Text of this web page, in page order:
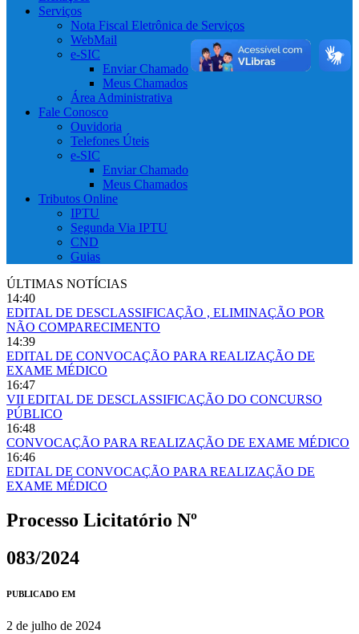
Serviços
Nota Fiscal Eletrônica de Serviços
WebMail
e-SIC
Enviar Chamado
Meus Chamados
Área Administrativa
Fale Conosco
Ouvidoria
Telefones Úteis
e-SIC
Enviar Chamado
Meus Chamados
Tributos Online
IPTU
Segunda Via IPTU
CND
Guias
ÚLTIMAS NOTÍCIAS
14:40
EDITAL DE DESCLASSIFICAÇÃO , ELIMINAÇÃO POR
NÃO COMPARECIMENTO
14:39
EDITAL DE CONVOCAÇÃO PARA REALIZAÇÃO DE
EXAME MÉDICO
16:47
VII EDITAL DE DESCLASSIFICAÇÃO DO CONCURSO
PÚBLICO
16:48
CONVOCAÇÃO PARA REALIZAÇÃO DE EXAME MÉDICO
16:46
EDITAL DE CONVOCAÇÃO PARA REALIZAÇÃO DE
EXAME MÉDICO
Processo Licitatório Nº
083/2024
PUBLICADO EM
2 de julho de 2024